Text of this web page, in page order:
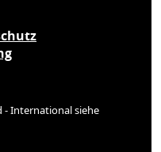
- International siehe